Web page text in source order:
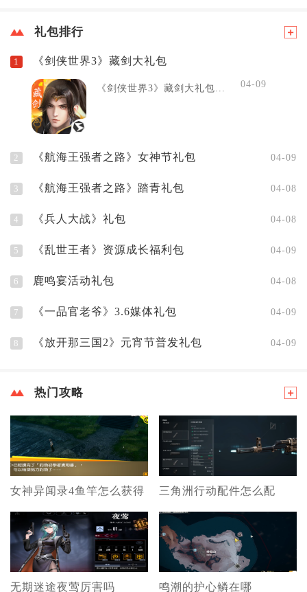
礼包排行
1 《剑侠世界3》藏剑大礼包
《剑侠世界3》藏剑大礼包... 04-09
2 《航海王强者之路》女神节礼包 04-09
3 《航海王强者之路》踏青礼包 04-08
4 《兵人大战》礼包 04-08
5 《乱世王者》资源成长福利包 04-09
6 鹿鸣宴活动礼包 04-08
7 《一品官老爷》3.6媒体礼包 04-09
8 《放开那三国2》元宵节普发礼包 04-09
热门攻略
女神异闻录4鱼竿怎么获得 三角洲行动配件怎么配
无期迷途夜莺厉害吗 鸣潮的护心鳞在哪